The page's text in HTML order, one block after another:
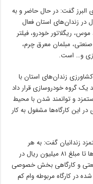
البرز گفت: در حال حاضر و به
البرز ۵۲ کارگاه اشتغال در زندان‌های استان فعال
موس، ریگلاتورخودرو، فیلتر
مبلمان معرق چرم،
و… است.
زندان‌های استان با
یک گروه خودروسازی قرار داد
و توانمند شدن با محیط
در این کارگاه‌ها مشغول به کار
زندانیان گفت: به هر
زندانی بر اساس ساعت کاری و حضور در کارگاه‌ها تا مبلغ ۸۱ میلیون ریال در
و کارگاهی بخش خصوصی
شده در کارگاه مربوطه وام کم